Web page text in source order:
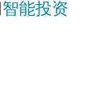
智能投资